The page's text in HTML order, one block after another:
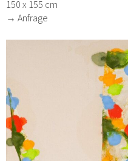
150 x 155 cm
→ Anfrage